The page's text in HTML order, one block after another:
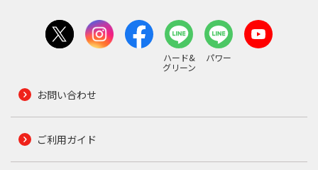
ハード&
グリーン
パワー
お問い合わせ
ご利用ガイド